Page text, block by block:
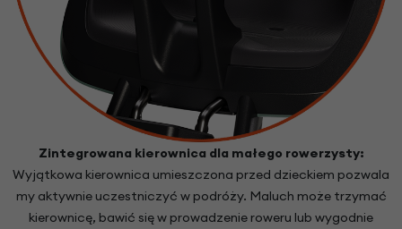
Zintegrowana kierownica dla małego rowerzysty:
Wyjątkowa kierownica umieszczona przed dzieckiem pozwala
my aktywnie uczestniczyć w podróży. Maluch może trzymać
kierownicę, bawić się w prowadzenie roweru lub wygodnie